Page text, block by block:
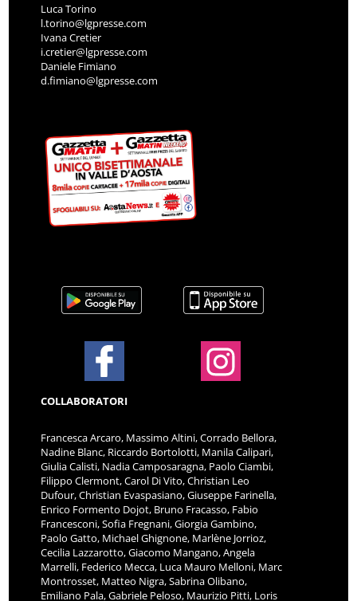
Luca Torino
l.torino@lgpresse.com
Ivana Cretier
i.cretier@lgpresse.com
Daniele Fimiano
d.fimiano@lgpresse.com
COLLABORATORI
Francesca Arcaro, Massimo Altini, Corrado Bellora,
Nadine Blanc, Riccardo Bortolotti, Manila Calipari,
Giulia Calisti, Nadia Camposaragna, Paolo Ciambi,
Filippo Clermont, Carol Di Vito, Christian Leo
Dufour, Christian Evaspasiano, Giuseppe Farinella,
Enrico Formento Dojot, Bruno Fracasso, Fabio
Francesconi, Sofia Fregnani, Giorgia Gambino,
Paolo Gatto, Michael Ghignone, Marlène Jorrioz,
Cecilia Lazzarotto, Giacomo Mangano, Angela
Marrelli, Federico Mecca, Luca Mauro Melloni, Marc
Montrosset, Matteo Nigra, Sabrina Olibano,
Emiliano Pala, Gabriele Peloso, Maurizio Pitti, Loris